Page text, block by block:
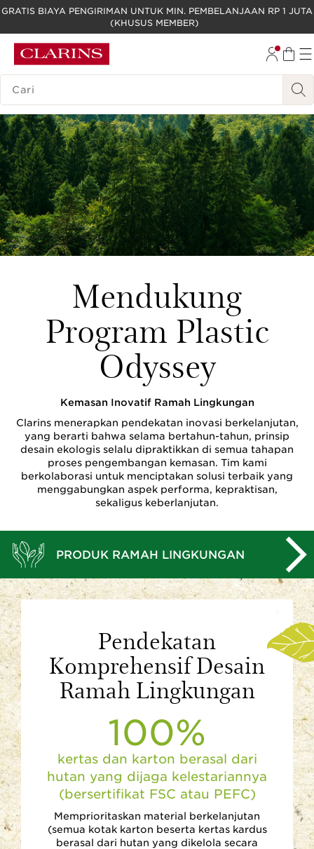
LEWATI KE KONTEN
GO TO FOOTER
GRATIS BIAYA PENGIRIMAN UNTUK MIN. PEMBELANJAAN RP 1 JUTA
(KHUSUS MEMBER)
LEGENDA PENCARIAN
Mendukung
Program Plastic
Odyssey
Kemasan Inovatif Ramah Lingkungan
Clarins menerapkan pendekatan inovasi berkelanjutan,
yang berarti bahwa selama bertahun-tahun, prinsip
desain ekologis selalu dipraktikkan di semua tahapan
proses pengembangan kemasan. Tim kami
berkolaborasi untuk menciptakan solusi terbaik yang
menggabungkan aspek performa, kepraktisan,
sekaligus keberlanjutan.
PRODUK RAMAH LINGKUNGAN
Pendekatan
Komprehensif Desain
Ramah Lingkungan
Memprioritaskan material berkelanjutan
(semua kotak karton beserta kertas kardus
berasal dari hutan yang dikelola secara
100%
kertas dan karton berasal dari
hutan yang dijaga kelestariannya
(bersertifikat FSC atau PEFC)